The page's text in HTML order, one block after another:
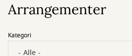
Arrangementer
Kategori